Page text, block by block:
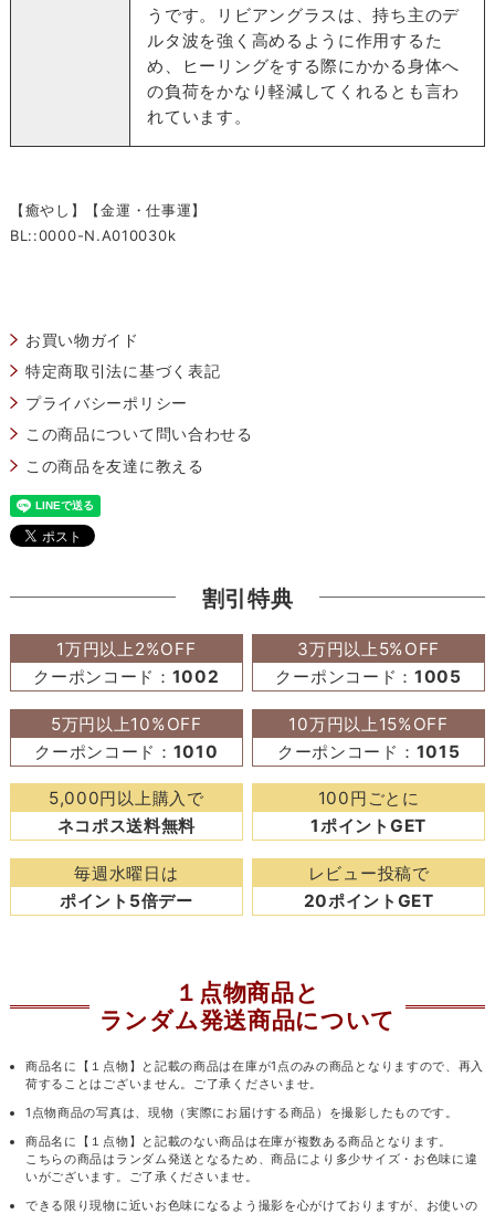
うです。リビアングラスは、持ち主のデ
ルタ波を強く高めるように作用するた
め、ヒーリングをする際にかかる身体へ
の負荷をかなり軽減してくれるとも言わ
れています。
【癒やし】【金運・仕事運】
BL::0000-N.A010030k
お買い物ガイド
特定商取引法に基づく表記
プライバシーポリシー
この商品について問い合わせる
この商品を友達に教える
割引特典
1万円以上2%OFF
クーポンコード： 1002
3万円以上5%OFF
クーポンコード：1005
5万円以上10%OFF
クーポンコード： 1010
10万円以上15%OFF
クーポンコード： 1015
5,000円以上購入で
ネコポス送料無料
100円ごとに
1ポイントGET
毎週水曜日は
ポイント5倍デー
レビュー投稿で
20ポイントGET
１点物商品と
ランダム発送商品について
商品名に【１点物】と記載の商品は在庫が1点のみの商品となりますので、再入
荷することはございません。ご了承くださいませ。
1点物商品の写真は、現物（実際にお届けする商品）を撮影したものです。
商品名に【１点物】と記載のない商品は在庫が複数ある商品となります。
こちらの商品はランダム発送となるため、商品により多少サイズ・お色味に違
いがございます。ご了承くださいませ。
できる限り現物に近いお色味になるよう撮影を心がけておりますが、お使いの